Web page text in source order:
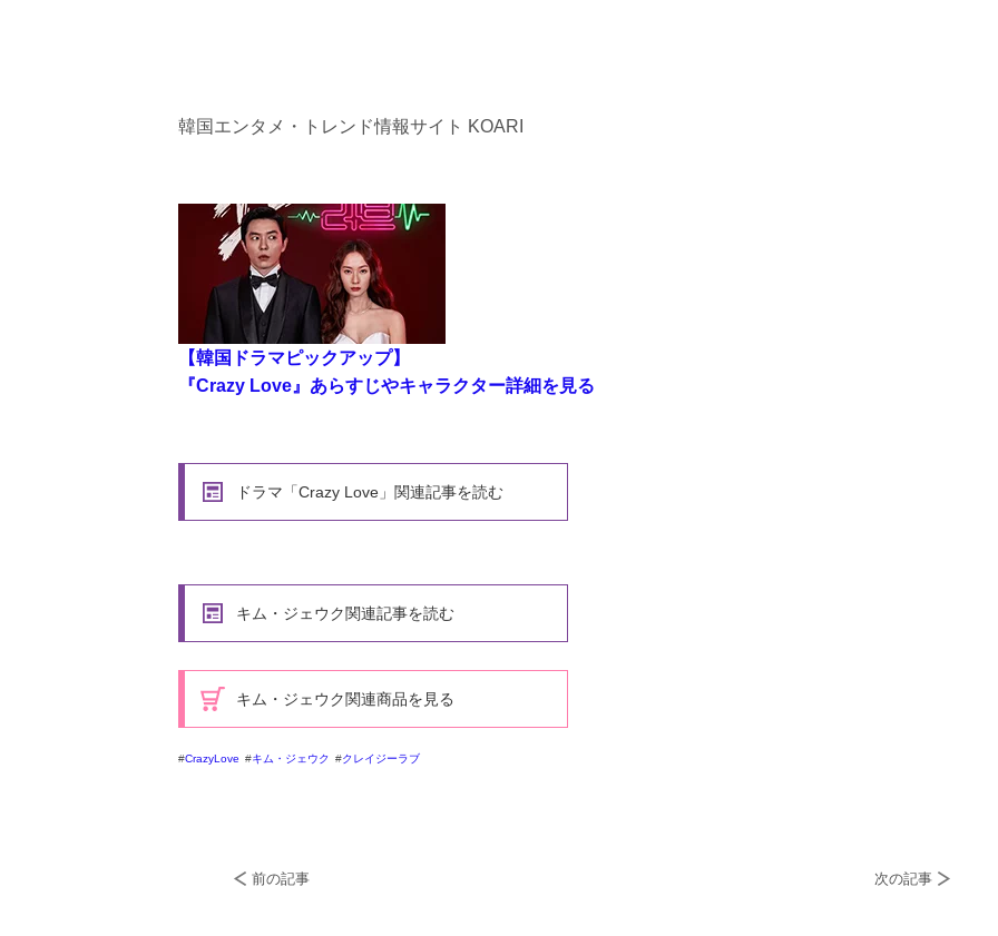
韓国エンタメ・トレンド情報サイト KOARI
【韓国ドラマピックアップ】
『Crazy Love』あらすじやキャラクター詳細を見る
ドラマ「Crazy Love」関連記事を読む
キム・ジェウク関連記事を読む
キム・ジェウク関連商品を見る
CrazyLove キム・ジェウク クレイジーラブ
前の記事 次の記事